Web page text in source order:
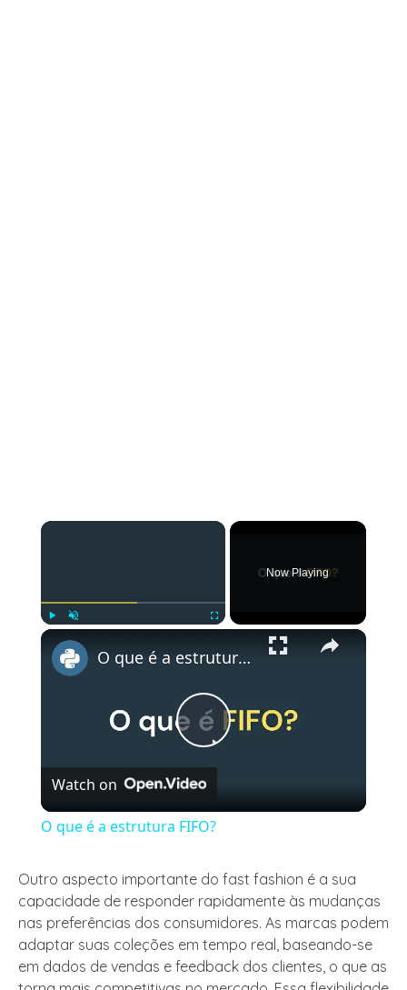
×
Now Playing
×
Play
Video
O que é a estrutura FIFO?
Watch on
O que é a estrutura FIFO?
Outro aspecto importante do fast fashion é a sua
capacidade de responder rapidamente às mudanças
nas preferências dos consumidores. As marcas podem
adaptar suas coleções em tempo real, baseando-se
em dados de vendas e feedback dos clientes, o que as